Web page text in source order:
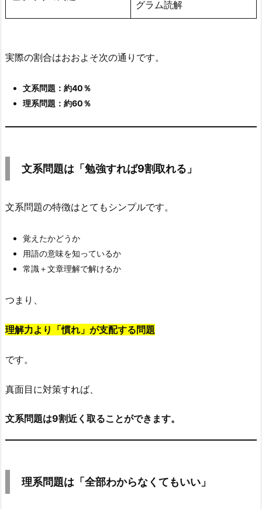
き
て
文
系
題
強
れ
割
取
る」
理
問
は
部
な
グラム読解
実際の割合はおおよそ次の通りです。
文系問題：約40％
理系問題：約60％
文系問題は「勉強すれば9割取れる」
文系問題の特徴はとてもシンプルです。
覚えたかどうか
用語の意味を知っているか
常識＋文章理解で解けるか
つまり、
理解力より「慣れ」が支配する問題
です。
真面目に対策すれば、
文系問題は9割近く取ることができます。
理系問題は「全部わからなくてもいい」